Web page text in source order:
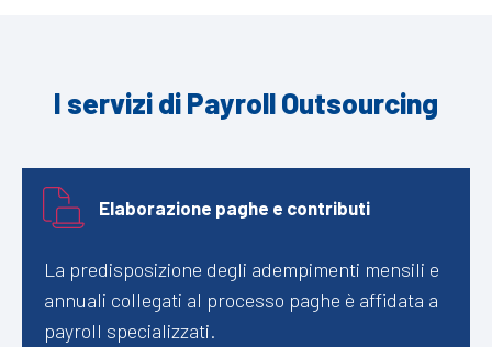
I servizi di Payroll Outsourcing
Elaborazione paghe e contributi
La predisposizione degli adempimenti mensili e
annuali collegati al processo paghe è affidata a
payroll specializzati.